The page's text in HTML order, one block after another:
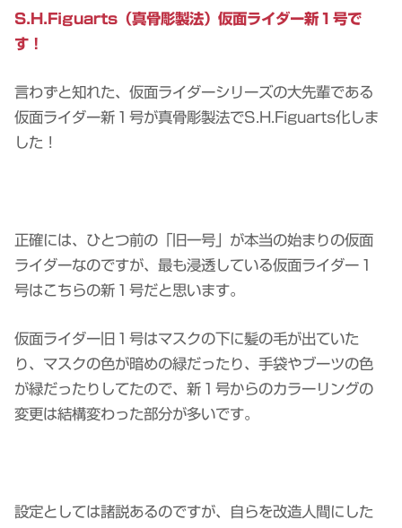
S.H.Figuarts（真骨彫製法）仮面ライダー新１号で
す！
言わずと知れた、仮面ライダーシリーズの大先輩である
仮面ライダー新１号が真骨彫製法でS.H.Figuarts化しま
した！
正確には、ひとつ前の「旧一号」が本当の始まりの仮面
ライダーなのですが、最も浸透している仮面ライダー１
号はこちらの新１号だと思います。
仮面ライダー旧１号はマスクの下に髪の毛が出ていた
り、マスクの色が暗めの緑だったり、手袋やブーツの色
が緑だったりしてたので、新１号からのカラーリングの
変更は結構変わった部分が多いです。
設定としては諸説あるのですが、自らを改造人間にした